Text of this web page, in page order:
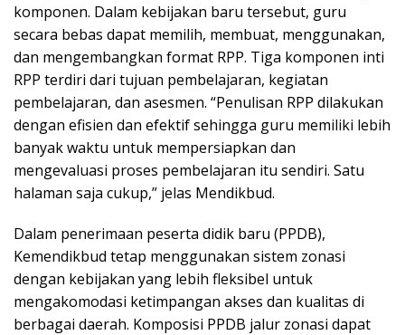
komponen. Dalam kebijakan baru tersebut, guru
secara bebas dapat memilih, membuat, menggunakan,
dan mengembangkan format RPP. Tiga komponen inti
RPP terdiri dari tujuan pembelajaran, kegiatan
pembelajaran, dan asesmen. “Penulisan RPP dilakukan
dengan efisien dan efektif sehingga guru memiliki lebih
banyak waktu untuk mempersiapkan dan
mengevaluasi proses pembelajaran itu sendiri. Satu
halaman saja cukup,” jelas Mendikbud.
Dalam penerimaan peserta didik baru (PPDB),
Kemendikbud tetap menggunakan sistem zonasi
dengan kebijakan yang lebih fleksibel untuk
mengakomodasi ketimpangan akses dan kualitas di
berbagai daerah. Komposisi PPDB jalur zonasi dapat